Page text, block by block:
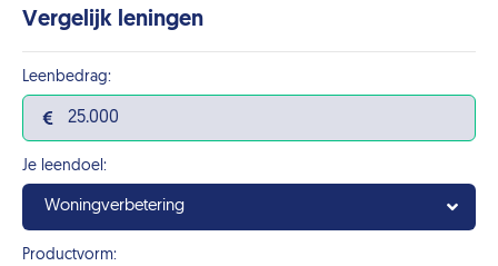
Vergelijk leningen
Leenbedrag:
Je leendoel:
Woningverbetering
Productvorm: